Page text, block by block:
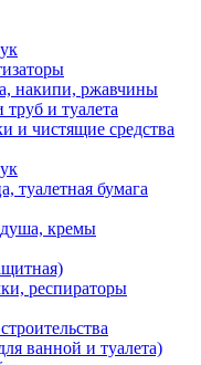
накипи, ржавчины
труб и туалета
и чистящие средства
туалетная бумага
кремы
респираторы
ванной и туалета)